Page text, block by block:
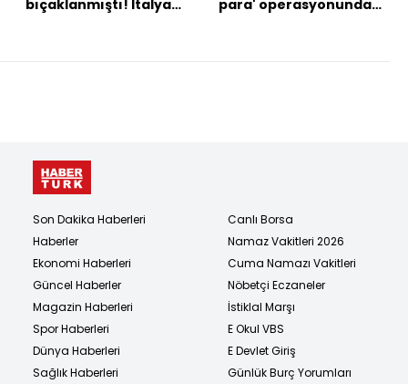
bıçaklanmıştı! İtalyan
para' operasyonunda
Son Dakika Haberleri
Haberler
Ekonomi Haberleri
Güncel Haberler
Magazin Haberleri
Spor Haberleri
Dünya Haberleri
Sağlık Haberleri
Canlı Borsa
Namaz Vakitleri 2026
Cuma Namazı Vakitleri
Nöbetçi Eczaneler
İstiklal Marşı
E Okul VBS
E Devlet Giriş
Günlük Burç Yorumları